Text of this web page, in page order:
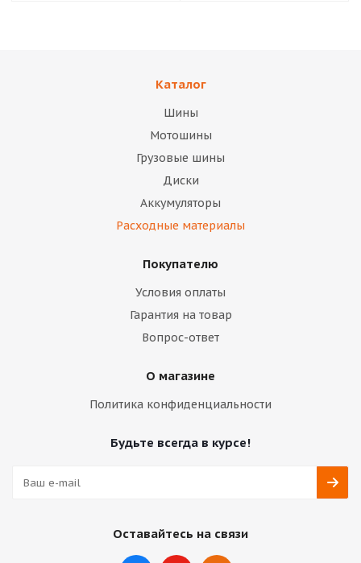
Каталог
Шины
Мотошины
Грузовые шины
Диски
Аккумуляторы
Расходные материалы
Покупателю
Условия оплаты
Гарантия на товар
Вопрос-ответ
О магазине
Политика конфиденциальности
Будьте всегда в курсе!
Оставайтесь на связи